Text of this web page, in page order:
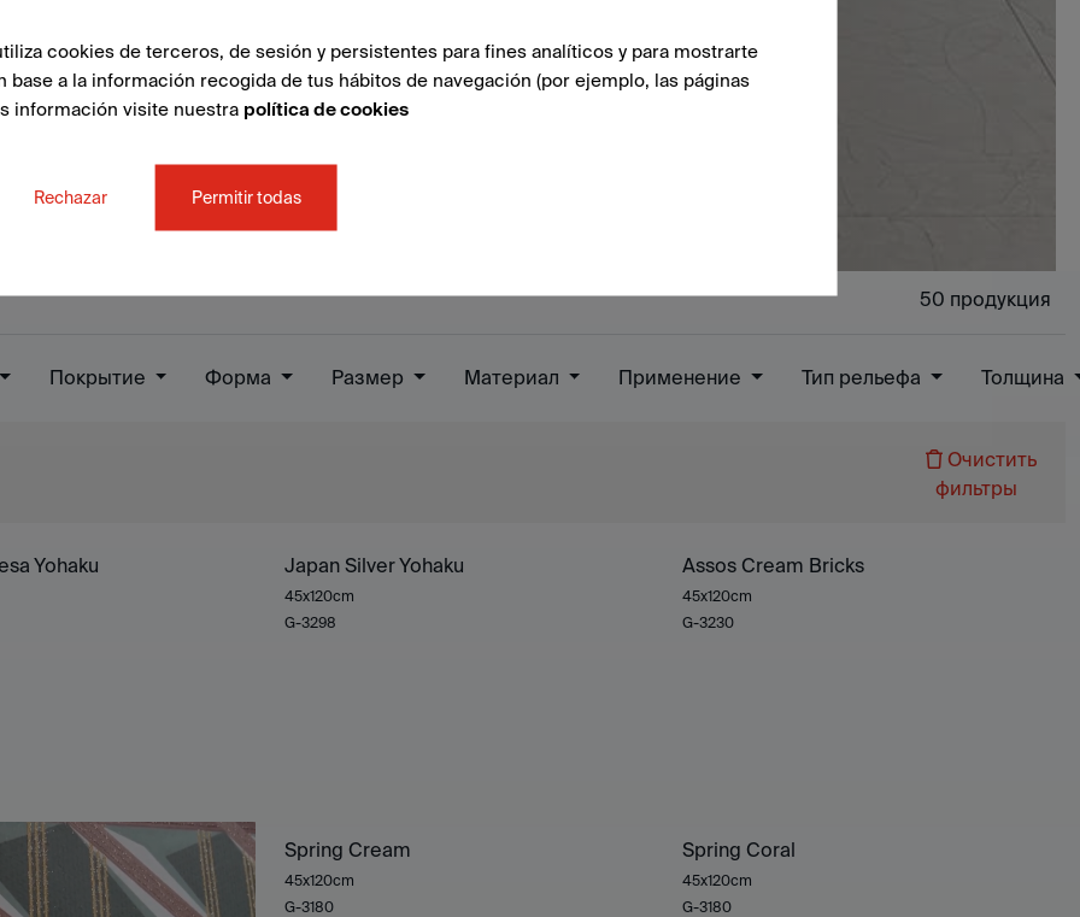
50 продукция
Покрытие Форма Размер Материал Применение Тип рельефа Толщина
Очистить
фильтры
Yohaku Japan Silver Yohaku
45x120cm
G-3298
Assos Cream Bricks
45x120cm
G-3230
Spring Cream
45x120cm
G-3180
Spring Coral
45x120cm
G-3180
cookies de terceros, de sesión y persistentes para fines analíticos y para mostrarte
base a la información recogida de tus hábitos de navegación (por ejemplo, las páginas
información visite nuestra política de cookies
Rechazar Permitir todas